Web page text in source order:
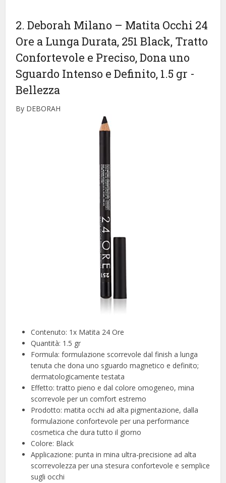
2. Deborah Milano – Matita Occhi 24
Ore a Lunga Durata, 251 Black, Tratto
Confortevole e Preciso, Dona uno
Sguardo Intenso e Definito, 1.5 gr -
Bellezza
By DEBORAH
Contenuto: 1x Matita 24 Ore
Quantità: 1.5 gr
Formula: formulazione scorrevole dal finish a lunga
tenuta che dona uno sguardo magnetico e definito;
dermatologicamente testata
Effetto: tratto pieno e dal colore omogeneo, mina
scorrevole per un comfort estremo
Prodotto: matita occhi ad alta pigmentazione, dalla
formulazione confortevole per una performance
cosmetica che dura tutto il giorno
Colore: Black
Applicazione: punta in mina ultra-precisione ad alta
scorrevolezza per una stesura confortevole e semplice
sugli occhi